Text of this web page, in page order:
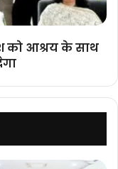
को आश्रय के साथ